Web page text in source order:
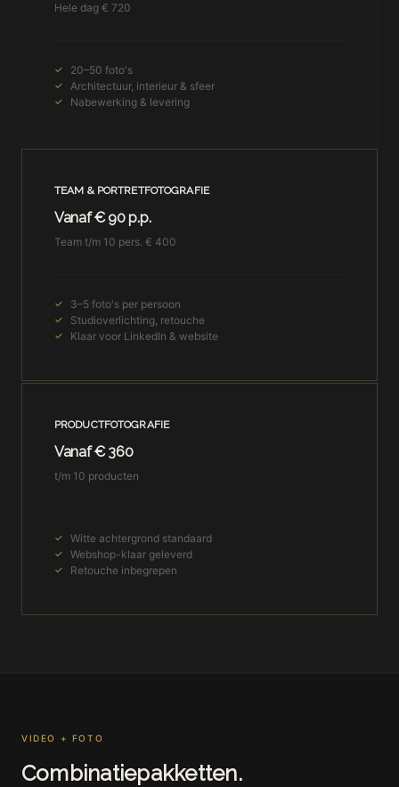
Hele dag € 720
20–50 foto's
Architectuur, interieur & sfeer
Nabewerking & levering
TEAM & PORTRETFOTOGRAFIE
Vanaf € 90 p.p.
Team t/m 10 pers. € 400
3–5 foto's per persoon
Studioverlichting, retouche
Klaar voor LinkedIn & website
PRODUCTFOTOGRAFIE
Vanaf € 360
t/m 10 producten
Witte achtergrond standaard
Webshop-klaar geleverd
Retouche inbegrepen
VIDEO + FOTO
Combinatiepakketten.